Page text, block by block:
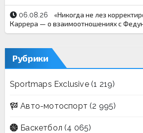
06.08.26
«Никогда не лез
Каррера — о взаимоотношениях с
Рубрики
Sportmaps Exclusive(1 219)
Авто-мотоспорт (2 995)
Баскетбол (4 065)